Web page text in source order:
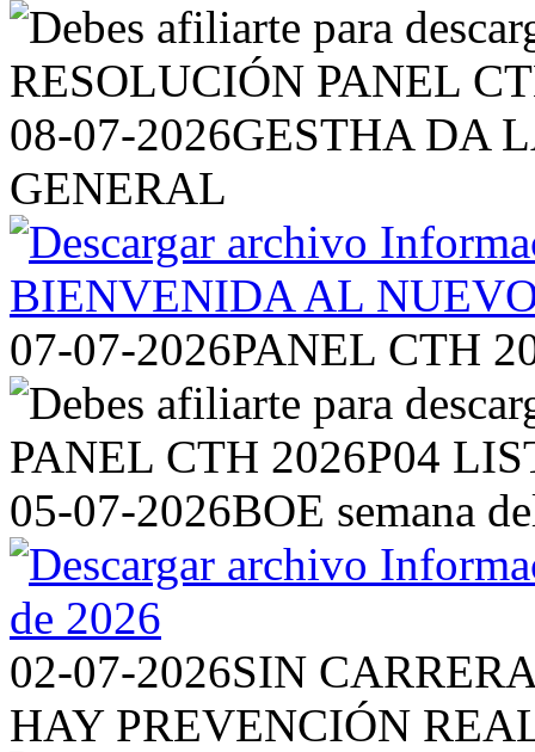
08-07-2026GESTHA DA
GENERAL
07-07-2026PANEL CTH
05-07-2026BOE semana
02-07-2026SIN
HAY PREVENCIÓN